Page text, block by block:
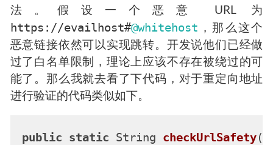
法。假设一个恶意 URL 为
https://evailhost#@whitehost ，那么这个
恶意链接依然可以实现跳转。开发说他们已经做
过了白名单限制，理论上应该不存在被绕过的可
能了。那么我就去看了下代码，对于重定向地址
进行验证的代码类似如下。
public static String checkUrlSafety